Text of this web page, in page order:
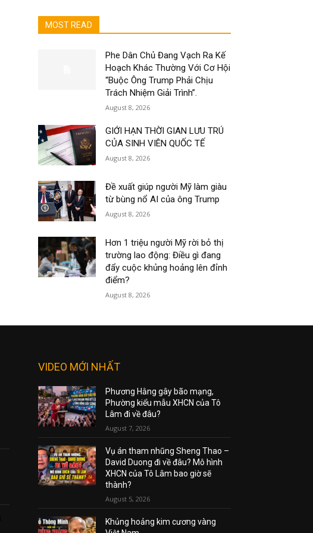
MOST READ
Phe Dân Chủ Đang Vạch Ra Kế
Hoạch Khác Thường Với Cơ Hội
“Buộc Ông Trump Phải Chịu
Trách Nhiệm Giải Trình”.
August 8, 2026
GIỚI HẠN THỜI GIAN LƯU TRÚ
CỦA SINH VIÊN QUỐC TẾ
August 8, 2026
Đề xuất giúp người Mỹ làm giàu
từ bùng nổ AI của ông Trump
August 8, 2026
Hơn 1 triệu người Mỹ rời bỏ thị
trường lao động: Điều gì đang
đẩy cuộc khủng hoảng lên đỉnh
điểm?
August 8, 2026
VIDEO MỚI NHẤT
Phương Hằng gây bão mạng,
Phường kiểu mẫu XHCN của Tô
Lâm đi về đâu?
August 7, 2026
Vụ án tham nhũng Sheng Thao –
David Duong đi về đâu? Mô hình
XHCN của Tô Lâm bao giờ sẽ
thành?
August 5, 2026
Khủng hoảng kim cương vàng